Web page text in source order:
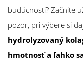
budúcnosti? Začnite
pozor, pri výbere si
hydrolyzovaný
hmotnosť a ľahko